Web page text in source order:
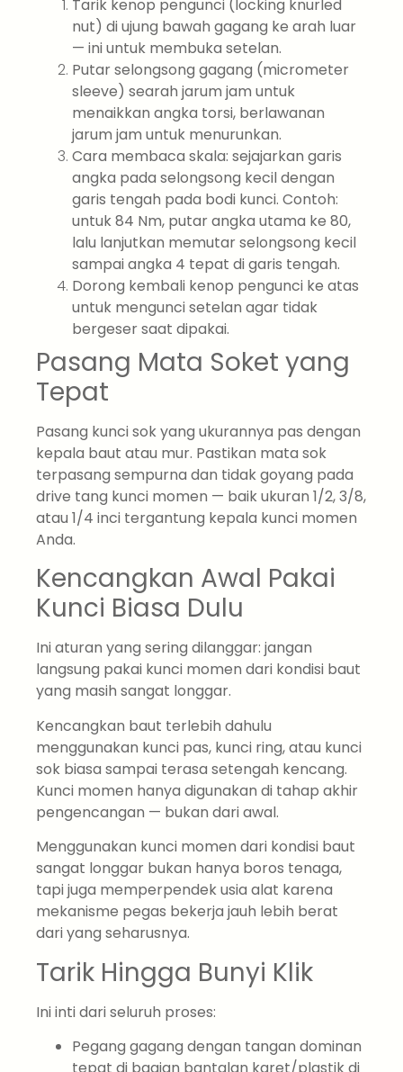
Tarik kenop pengunci (locking knurled
nut) di ujung bawah gagang ke arah luar
— ini untuk membuka setelan.
Putar selongsong gagang (micrometer
sleeve) searah jarum jam untuk
menaikkan angka torsi, berlawanan
jarum jam untuk menurunkan.
Cara membaca skala: sejajarkan garis
angka pada selongsong kecil dengan
garis tengah pada bodi kunci. Contoh:
untuk 84 Nm, putar angka utama ke 80,
lalu lanjutkan memutar selongsong kecil
sampai angka 4 tepat di garis tengah.
Dorong kembali kenop pengunci ke atas
untuk mengunci setelan agar tidak
bergeser saat dipakai.
Pasang Mata Soket yang
Tepat
Pasang kunci sok yang ukurannya pas dengan
kepala baut atau mur. Pastikan mata sok
terpasang sempurna dan tidak goyang pada
drive tang kunci momen — baik ukuran 1/2, 3/8,
atau 1/4 inci tergantung kepala kunci momen
Anda.
Kencangkan Awal Pakai
Kunci Biasa Dulu
Ini aturan yang sering dilanggar: jangan
langsung pakai kunci momen dari kondisi baut
yang masih sangat longgar.
Kencangkan baut terlebih dahulu
menggunakan kunci pas, kunci ring, atau kunci
sok biasa sampai terasa setengah kencang.
Kunci momen hanya digunakan di tahap akhir
pengencangan — bukan dari awal.
Menggunakan kunci momen dari kondisi baut
sangat longgar bukan hanya boros tenaga,
tapi juga memperpendek usia alat karena
mekanisme pegas bekerja jauh lebih berat
dari yang seharusnya.
Tarik Hingga Bunyi Klik
Ini inti dari seluruh proses:
Pegang gagang dengan tangan dominan